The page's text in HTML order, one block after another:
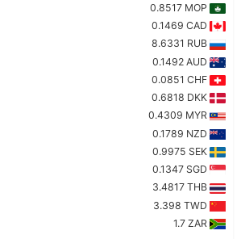
0.8517 MOP
0.1469 CAD
8.6331 RUB
0.1492 AUD
0.0851 CHF
0.6818 DKK
0.4309 MYR
0.1789 NZD
0.9975 SEK
0.1347 SGD
3.4817 THB
3.398 TWD
1.7 ZAR